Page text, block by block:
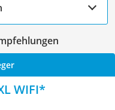
WIFI